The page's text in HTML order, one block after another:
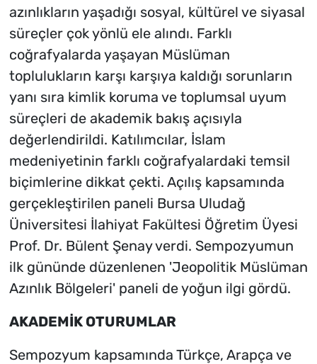
azınlıkların yaşadığı sosyal, kültürel ve siyasal
süreçler çok yönlü ele alındı. Farklı
coğrafyalarda yaşayan Müslüman
toplulukların karşı karşıya kaldığı sorunların
yanı sıra kimlik koruma ve toplumsal uyum
süreçleri de akademik bakış açısıyla
değerlendirildi. Katılımcılar, İslam
medeniyetinin farklı coğrafyalardaki temsil
biçimlerine dikkat çekti. Açılış kapsamında
gerçekleştirilen paneli Bursa Uludağ
Üniversitesi İlahiyat Fakültesi Öğretim Üyesi
Prof. Dr. Bülent Şenay verdi. Sempozyumun
ilk gününde düzenlenen 'Jeopolitik Müslüman
Azınlık Bölgeleri' paneli de yoğun ilgi gördü.
AKADEMİK OTURUMLAR
Sempozyum kapsamında Türkçe, Arapça ve